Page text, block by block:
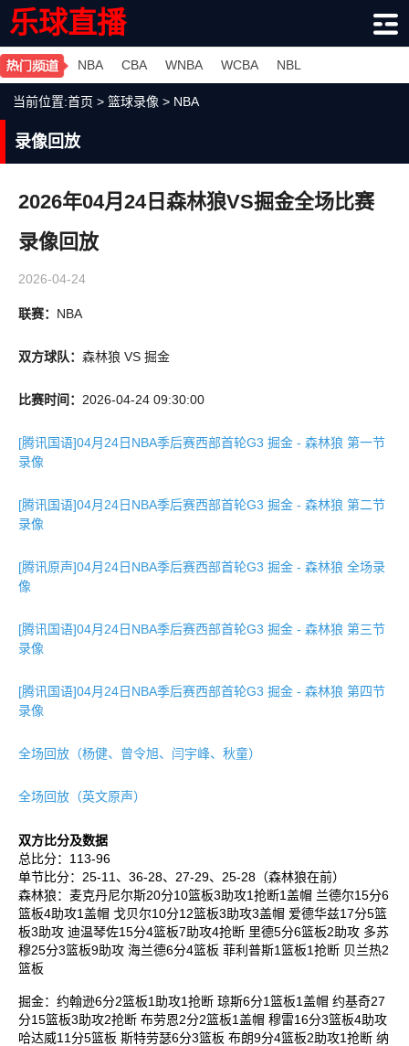
乐球直播
NBA CBA WNBA WCBA NBL
当前位置:首页 > 篮球录像 > NBA
录像回放
2026年04月24日森林狼VS掘金全场比赛
录像回放
2026-04-24
联赛： NBA
双方球队： 森林狼 VS 掘金
比赛时间： 2026-04-24 09:30:00
[腾讯国语]04月24日NBA季后赛西部首轮G3 掘金 - 森林狼 第一节
录像
[腾讯国语]04月24日NBA季后赛西部首轮G3 掘金 - 森林狼 第二节
录像
[腾讯原声]04月24日NBA季后赛西部首轮G3 掘金 - 森林狼 全场录
像
[腾讯国语]04月24日NBA季后赛西部首轮G3 掘金 - 森林狼 第三节
录像
[腾讯国语]04月24日NBA季后赛西部首轮G3 掘金 - 森林狼 第四节
录像
全场回放（杨健、曾令旭、闫宇峰、秋童）
全场回放（英文原声）
双方比分及数据
总比分：113-96
单节比分：25-11、36-28、27-29、25-28（森林狼在前）
森林狼：麦克丹尼尔斯20分10篮板3助攻1抢断1盖帽 兰德尔15分6
篮板4助攻1盖帽 戈贝尔10分12篮板3助攻3盖帽 爱德华兹17分5篮
板3助攻 迪温琴佐15分4篮板7助攻4抢断 里德5分6篮板2助攻 多苏
穆25分3篮板9助攻 海兰德6分4篮板 菲利普斯1篮板1抢断 贝兰热2
篮板
掘金：约翰逊6分2篮板1助攻1抢断 琼斯6分1篮板1盖帽 约基奇27
分15篮板3助攻2抢断 布劳恩2分2篮板1盖帽 穆雷16分3篮板4助攻
哈达威11分5篮板 斯特劳瑟6分3篮板 布朗9分4篮板2助攻1抢断 纳